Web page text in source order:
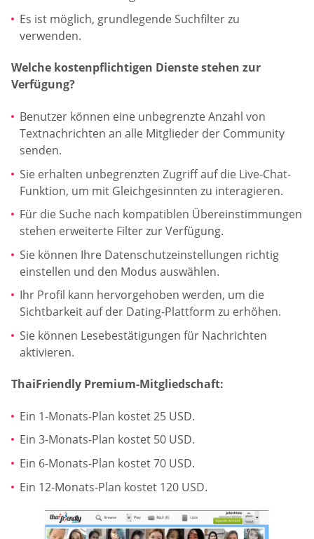
Es ist möglich, grundlegende Suchfilter zu
verwenden.
Welche kostenpflichtigen Dienste stehen zur
Verfügung?
Benutzer können eine unbegrenzte Anzahl von
Textnachrichten an alle Mitglieder der Community
senden.
Sie erhalten unbegrenzten Zugriff auf die Live-Chat-
Funktion, um mit Gleichgesinnten zu interagieren.
Für die Suche nach kompatiblen Übereinstimmungen
stehen erweiterte Filter zur Verfügung.
Sie können Ihre Datenschutzeinstellungen richtig
einstellen und den Modus auswählen.
Ihr Profil kann hervorgehoben werden, um die
Sichtbarkeit auf der Dating-Plattform zu erhöhen.
Sie können Lesebestätigungen für Nachrichten
aktivieren.
ThaiFriendly Premium-Mitgliedschaft:
Ein 1-Monats-Plan kostet 25 USD.
Ein 3-Monats-Plan kostet 50 USD.
Ein 6-Monats-Plan kostet 70 USD.
Ein 12-Monats-Plan kostet 120 USD.